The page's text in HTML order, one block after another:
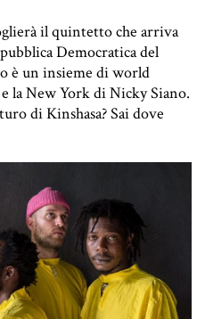
il quintetto che arriva
Democratica del
è un insieme di world
la New York di Nicky Siano.
di Kinshasa? Sai dove